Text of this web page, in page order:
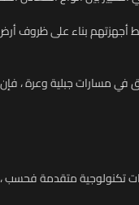
أجهزتهم بناء على ظروف
جبلية وعرة ، فإن
تكنولوجية متقدمة